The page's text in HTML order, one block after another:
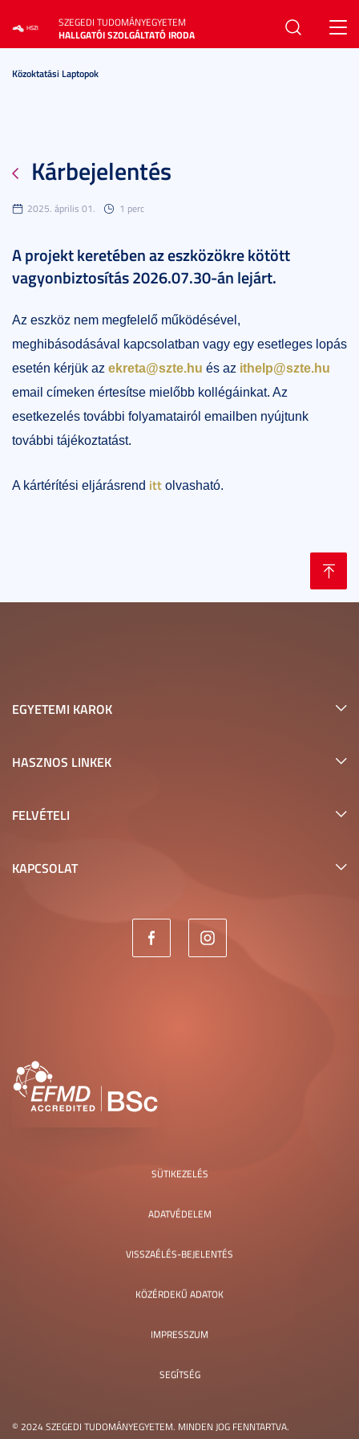
SZEGEDI TUDOMÁNYEGYETEM
HALLGATÓI SZOLGÁLTATÓ IRODA
Közoktatási Laptopok
Kárbejelentés
2025. április 01. 1 perc
A projekt keretében az eszközökre kötött
vagyonbiztosítás 2026.07.30-án lejárt.
Az eszköz nem megfelelő működésével,
meghibásodásával kapcsolatban vagy egy esetleges lopás
esetén kérjük az ekreta@szte.hu és az ithelp@szte.hu
email címeken értesítse mielőbb kollégáinkat. Az
esetkezelés további folyamatairól emailben nyújtunk
további tájékoztatást.
A kártérítési eljárásrend itt olvasható.
EGYETEMI KAROK
HASZNOS LINKEK
FELVÉTELI
KAPCSOLAT
© 2024 SZEGEDI TUDOMÁNYEGYETEM. MINDEN JOG FENNTARTVA.
SÜTIKEZELÉS
ADATVÉDELEM
VISSZAÉLÉS-BEJELENTÉS
KÖZÉRDEKŰ ADATOK
IMPRESSZUM
SEGÍTSÉG